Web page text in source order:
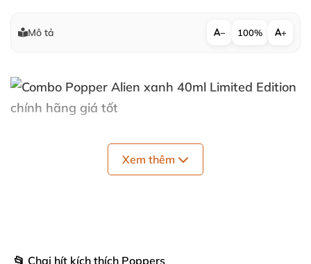
Mô tả − 100% +
Xem thêm
📂 Chai hít kích thích Poppers